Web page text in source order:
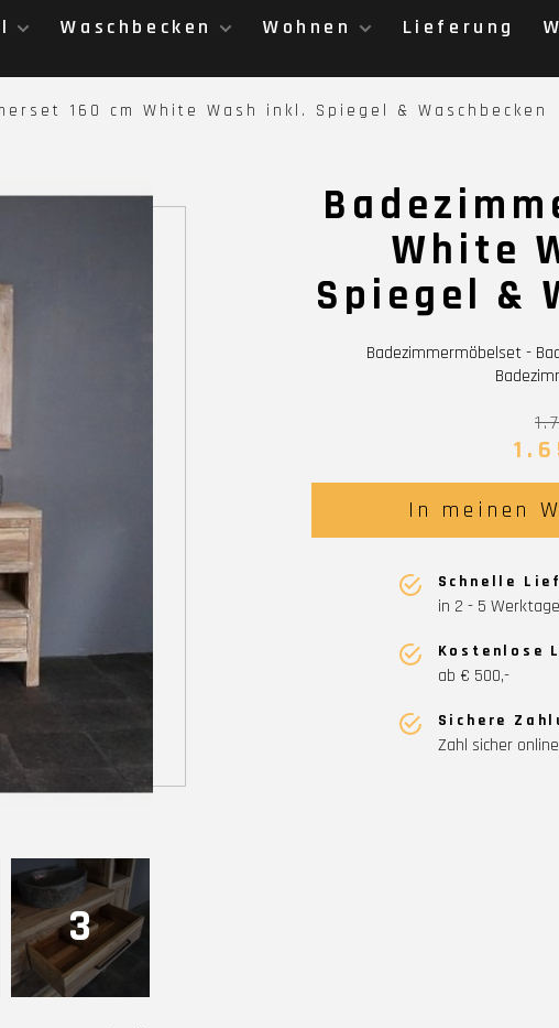
Waschbecken Wohnen Lieferung
160 cm White Wash inkl. Spiegel & Waschbecken
3
White
Spiegel &
Badezimmermöbelset -
In meinen
Schnelle
in 2 - 5
Kostenlose
ab € 500,-
Sichere
Zahl sicher online